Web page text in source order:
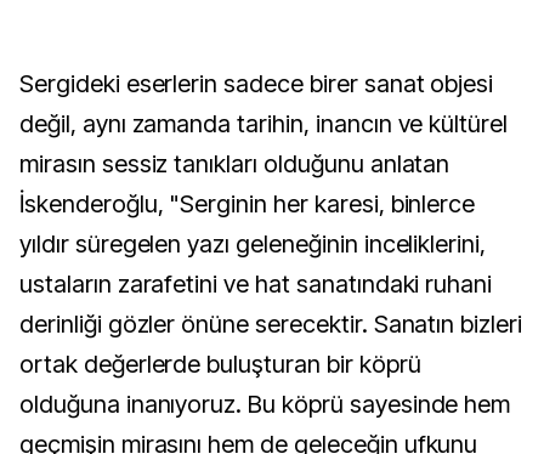
Sergideki eserlerin sadece birer sanat objesi
değil, aynı zamanda tarihin, inancın ve kültürel
mirasın sessiz tanıkları olduğunu anlatan
İskenderoğlu, "Serginin her karesi, binlerce
yıldır süregelen yazı geleneğinin inceliklerini,
ustaların zarafetini ve hat sanatındaki ruhani
derinliği gözler önüne serecektir. Sanatın bizleri
ortak değerlerde buluşturan bir köprü
olduğuna inanıyoruz. Bu köprü sayesinde hem
geçmişin mirasını hem de geleceğin ufkunu